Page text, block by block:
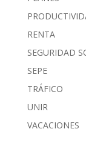
RENTA
SEGURIDAD
SEPE
TRÁFICO
UNIR
VACACIONES